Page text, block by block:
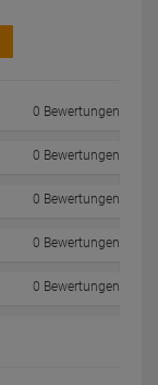
0 Bewertungen
0 Bewertungen
0 Bewertungen
0 Bewertungen
0 Bewertungen